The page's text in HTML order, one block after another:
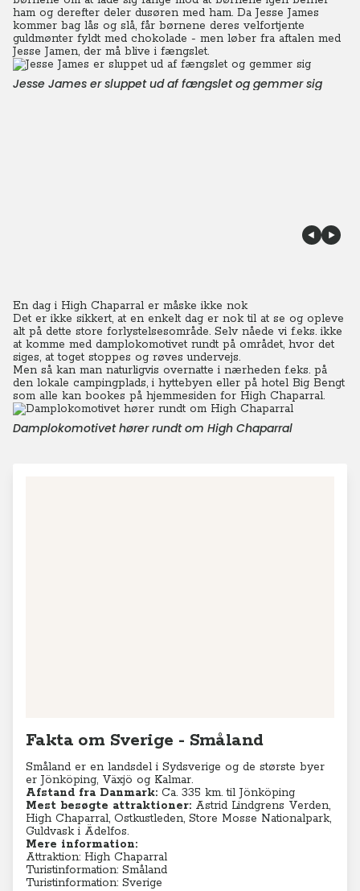
ham og derefter deler dusøren med ham. Da Jesse James
kommer bag lås og slå, får børnene deres velfortjente
guldmønter fyldt med chokolade - men løber fra aftalen med
Jesse Jamen, der må blive i fængslet.
Jesse James er sluppet ud af fængslet og gemmer sig
En dag i High Chaparral er måske ikke nok
Det er ikke sikkert, at en enkelt dag er nok til at se og opleve
alt på dette store forlystelsesområde. Selv nåede vi f.eks. ikke
at komme med damplokomotivet rundt på området, hvor det
siges, at toget stoppes og røves undervejs.
Men så kan man naturligvis overnatte i nærheden f.eks. på
den lokale campingplads, i hyttebyen eller på hotel Big Bengt
som alle kan bookes på hjemmesiden for High Chaparral.
Damplokomotivet hører rundt om High Chaparral
Fakta om Sverige - Småland
Småland er en landsdel i Sydsverige og de største byer
er Jönköping, Växjö og Kalmar.
Afstand fra Danmark: Ca. 335 km. til Jönköping
Mest besøgte attraktioner: Astrid Lindgrens Verden,
High Chaparral, Ostkustleden, Store Mosse Nationalpark,
Guldvask i Ädelfos.
Mere information:
Attraktion: High Chaparral
Turistinformation: Småland
Turistinformation: Sverige